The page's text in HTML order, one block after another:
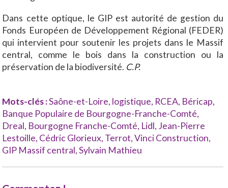
Dans cette optique, le GIP est autorité de gestion du
Fonds Européen de Développement Régional (FEDER)
qui intervient pour soutenir les projets dans le Massif
central, comme le bois dans la construction ou la
préservation de la biodiversité. C.P.
Mots-clés :Saône-et-Loire, logistique, RCEA, Béricap,
Banque Populaire de Bourgogne-Franche-Comté,
Dreal, Bourgogne Franche-Comté, Lidl, Jean-Pierre
Lestoille, Cédric Glorieux, Terrot,Vinci Construction,
GIP Massif central,Sylvain Mathieu